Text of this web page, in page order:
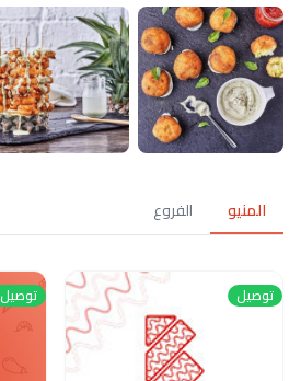
المنيو الفروع
توصيل توصيل